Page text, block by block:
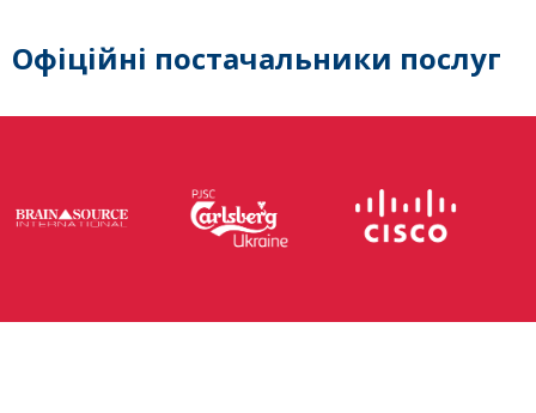
Офіційні постачальники послуг